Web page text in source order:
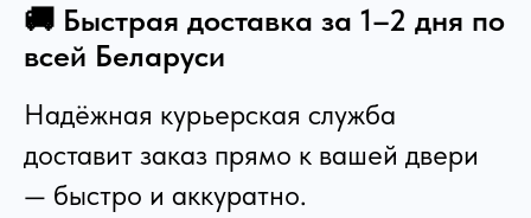
🚚 Быстрая доставка за 1–2 дня по
всей Беларуси
Надёжная курьерская служба
доставит заказ прямо к вашей двери
— быстро и аккуратно.